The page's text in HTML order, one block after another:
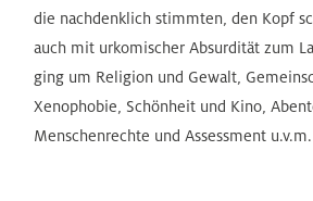
die nachdenklich stimmten, den Kopf
auch mit urkomischer Absurdität zum
ging um Religion und Gewalt,
Xenophobie, Schönheit und Kino,
Menschenrechte und Assessment u.v.m.